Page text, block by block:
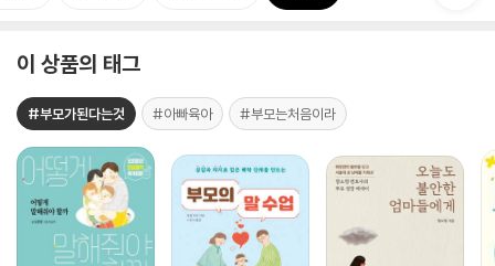
이 상품의 태그
#부모가된다는것 #아빠육아 #부모는처음이라